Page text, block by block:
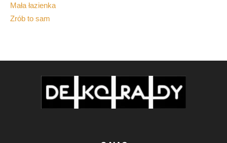
Mała łazienka
Zrób to sam